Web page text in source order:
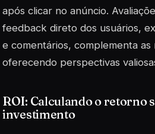
após clicar no anúncio.
feedback direto dos usuários,
e comentários, complementa as
oferecendo perspectivas
ROI: Calculando o retorno
investimento